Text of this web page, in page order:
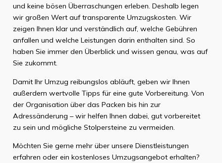
und keine bösen Überraschungen erleben. Deshalb legen
wir großen Wert auf transparente Umzugskosten. Wir
zeigen Ihnen klar und verständlich auf, welche Gebühren
anfallen und welche Leistungen darin enthalten sind. So
haben Sie immer den Überblick und wissen genau, was auf
Sie zukommt.
Damit Ihr Umzug reibungslos abläuft, geben wir Ihnen
außerdem wertvolle Tipps für eine gute Vorbereitung. Von
der Organisation über das Packen bis hin zur
Adressänderung – wir helfen Ihnen dabei, gut vorbereitet
zu sein und mögliche Stolpersteine zu vermeiden.
Möchten Sie gerne mehr über unsere Dienstleistungen
erfahren oder ein kostenloses Umzugsangebot erhalten?